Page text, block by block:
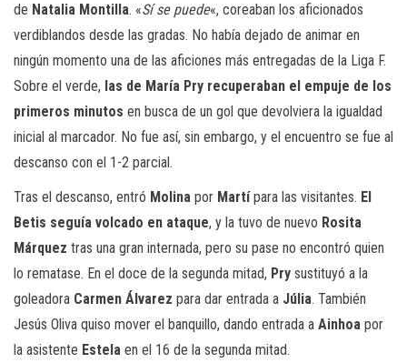
de Natalia Montilla. «Sí se puede«, coreaban los aficionados
verdiblandos desde las gradas. No había dejado de animar en
ningún momento una de las aficiones más entregadas de la Liga F.
Sobre el verde, las de María Pry recuperaban el empuje de los
primeros minutos en busca de un gol que devolviera la igualdad
inicial al marcador. No fue así, sin embargo, y el encuentro se fue al
descanso con el 1-2 parcial.
Tras el descanso, entró Molina por Martípara las visitantes. El
Betis seguía volcado en ataque, y la tuvo de nuevo Rosita
Márquez tras una gran internada, pero su pase no encontró quien
lo rematase. En el doce de la segunda mitad, Pry sustituyó a la
goleadora Carmen Álvarez para dar entrada a Júlia. También
Jesús Oliva quiso mover el banquillo, dando entrada a Ainhoa por
la asistente Estela en el 16 de la segunda mitad.